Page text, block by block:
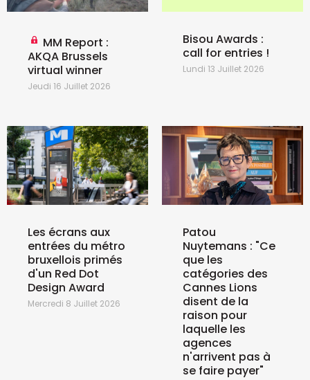
MM Report :
AKQA Brussels
virtual winner
Jeudi 16 Juillet 2026
Bisou Awards :
call for entries !
Lundi 13 Juillet 2026
Les écrans aux
entrées du métro
bruxellois primés
d'un Red Dot
Design Award
Mercredi 8 Juillet 2026
Patou
Nuytemans : "Ce
que les
catégories des
Cannes Lions
disent de la
raison pour
laquelle les
agences
n'arrivent pas à
se faire payer"